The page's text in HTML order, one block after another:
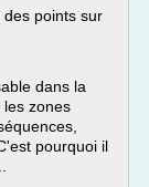
points sur
dans la
zones
pourquoi il